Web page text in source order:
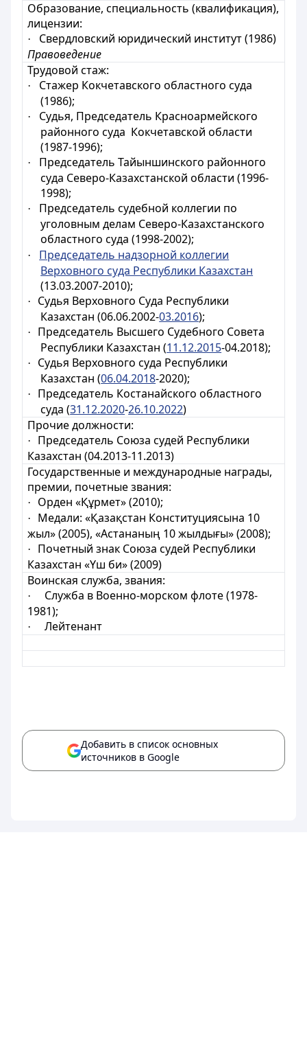
Образование, специальность (квалификация),
лицензии:
·
Свердловский юридический институт (1986)
Правоведение
Трудовой стаж:
·
Стажер Кокчетавского областного суда
(1986);
·
Судья, Председатель Красноармейского
районного суда Кокчетавской области
(1987-1996);
·
Председатель Тайыншинского районного
суда Северо-Казахстанской области (1996-
1998);
·
Председатель судебной коллегии по
уголовным делам Северо-Казахстанского
областного суда (1998-2002);
·
Председатель надзорной коллегии
Верховного суда Республики Казахстан
(13.03.2007-2010);
· Судья Верховного Суда Республики
Казахстан (06.06.2002-03.2016);
·
Председатель Высшего Судебного Совета
Республики Казахстан (11.12.2015-04.2018);
·
Судья Верховного суда Республики
Казахстан (06.04.2018-2020);
· Председатель Костанайского областного
суда (31.12.2020-26.10.2022)
Прочие должности:
·
Председатель Союза судей Республики
Казахстан (04.2013-11.2013)
Государственные и международные награды,
премии, почетные звания:
· Орден «Құрмет» (2010);
· Медали:«Қазақстан Конституциясына 10
жыл» (2005), «Астананың 10 жылдығы» (2008);
· Почетный знак Союза судей Республики
Казахстан«Үш би» (2009)
Воинская служба, звания:
· Служба в Военно-морском флоте (1978-
1981);
· Лейтенант
Добавить в список основных
источников в Google